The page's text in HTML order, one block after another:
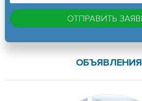
ОБЪЯВЛЕНИЯ